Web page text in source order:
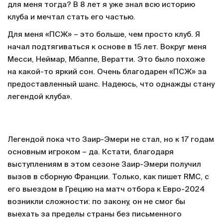
для меня тогда? В 8 лет я уже знал всю историю
клуба и мечтал стать его частью.
Для меня «ПСЖ» – это больше, чем просто клуб. Я
начал подтягиваться к основе в 15 лет. Вокруг меня
Месси, Неймар, Мбаппе, Вератти. Это было похоже
на какой-то яркий сон. Очень благодарен «ПСЖ» за
предоставленный шанс. Надеюсь, что однажды стану
легендой клуба».
Легендой пока что Заир-Эмери не стал, но к 17 годам
основным игроком – да. Кстати, благодаря
выступлениям в этом сезоне Заир-Эмери получил
вызов в сборную Франции. Только, как пишет RMC, с
его выездом в Грецию на матч отбора к Евро-2024
возникли сложности: по закону, он не смог бы
выехать за пределы страны без письменного